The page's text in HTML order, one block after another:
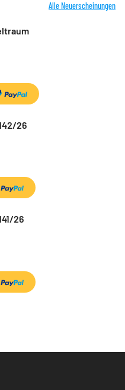
Alle Neuerscheinungen
26
26